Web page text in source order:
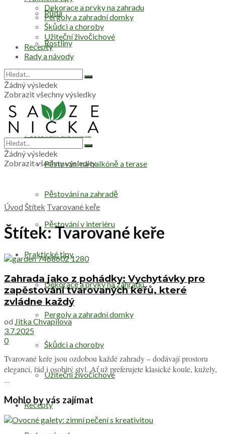
Půda
Rostliny
Zelenina
Pěstování dle místa
Pěstování na balkóně a terase
Pěstování na zahradě
Pěstování v interiéru
Praktické tipy
Dekorace a prvky na zahradu
Pergoly a zahradní domky
Škůdci a choroby
Užiteční živočichové
Recepty
Dekorace a prvky na zahradu
Pergoly a zahradní domky
Škůdci a choroby
Užiteční živočichové
Recepty
Rady a návody
Žádný výsledek
Zobrazit všechny výsledky
Žádný výsledek
Zobrazit všechny výsledky
Úvod Štítek Tvarované keře
Štítek:Tvarované keře
Zahrada jako z pohádky: Vychytávky pro
zapěstování tvarovaných keřů, které
zvládne každý
od Jitka Chvapilova
3.7.2025
0
Tvarované keře jsou ozdobou každé zahrady – dodávají prostoru
eleganci, řád i osobitý styl. Ať už preferujete klasické koule, kužely,
...
Mohlo by vás zajímat